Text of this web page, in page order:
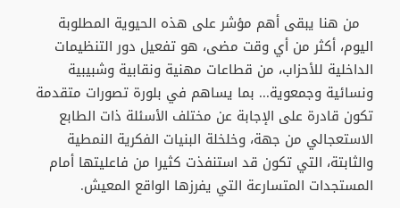
من هنا يبقى أهم مؤشر على هذه الحيوية المطلوبة
اليوم، أكثر من أي وقت مضى، هو تفعيل دور التنظيمات
الداخلية للأحزاب، من قطاعات مهنية ونقابية وشبيبية
ونسائية وجمعوية... بما يساهم في بلورة تصورات متقدمة
تكون قادرة على الإجابة عن مختلف الأسئلة ذات الطابع
الاستعجالي من جهة، وخلخلة البنيات الفكرية النمطية
والثابتة، التي تكون قد استنفذت كثيرا من فاعليتها أمام
المستجدات المتسارعة التي يفرزها الواقع المعيش.